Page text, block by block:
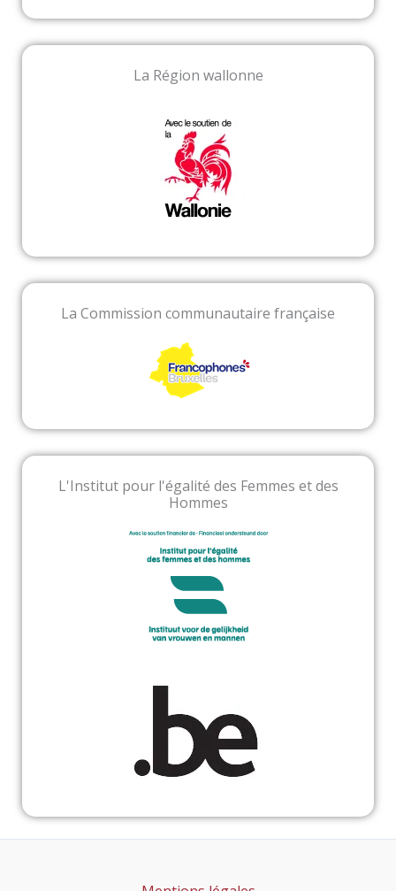
La Région wallonne
La Commission communautaire française
L'Institut pour l'égalité des Femmes et des
Hommes